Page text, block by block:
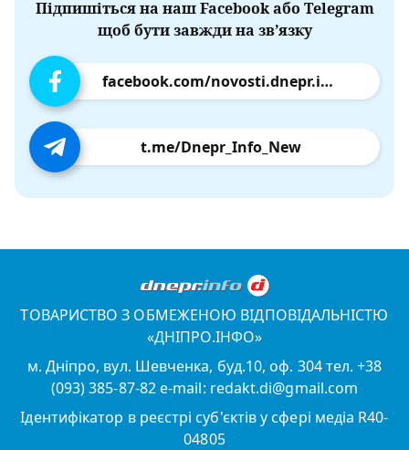
Підпишіться на наш Facebook або Telegram
щоб бути завжди на зв’язку
facebook.com/novosti.dnepr.info
t.me/Dnepr_Info_New
ТОВАРИСТВО З ОБМЕЖЕНОЮ ВІДПОВІДАЛЬНІСТЮ
«ДНІПРО.ІНФО»
м. Дніпро, вул. Шевченка, буд.10, оф. 304 тел. +38
(093) 385-87-82 e-mail: redakt.di@gmail.com
Ідентифікатор в реєстрі суб'єктів у сфері медіа R40-
04805